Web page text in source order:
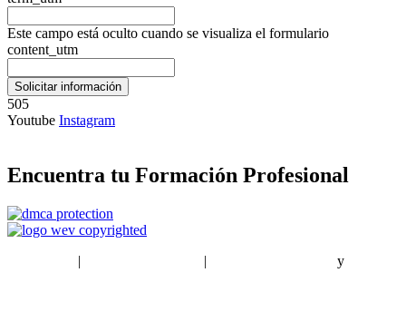
Este campo está oculto cuando se visualiza el formulario
content_utm
505
Youtube Instagram
Encuentra tu Formación Profesional
| | y